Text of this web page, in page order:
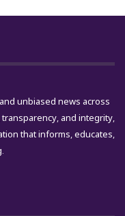
unbiased news across
and integrity,
that informs, educates,